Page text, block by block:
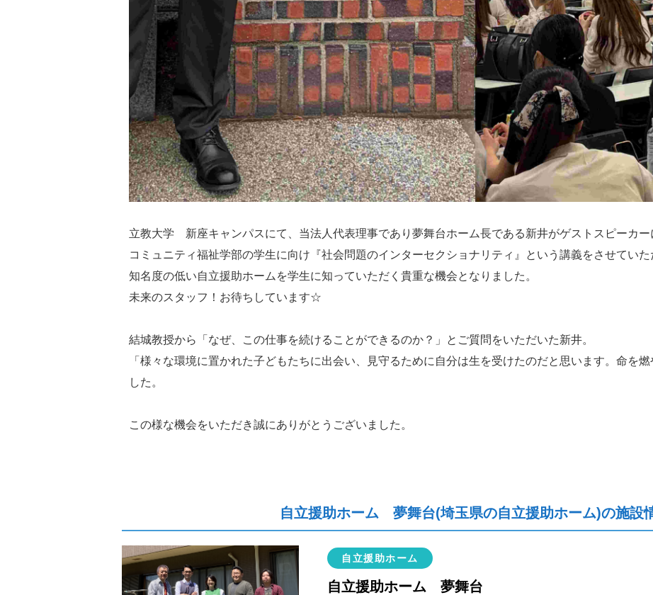
立教大学 新座キャンパスにて、当法人代表理事であり夢舞台ホーム長である新井がゲストスピーカー
コミュニティ福祉学部の学生に向け『社会問題のインターセクショナリティ』という講義をさせていた
知名度の低い自立援助ホームを学生に知っていただく貴重な機会となりました。
未来のスタッフ！お待ちしています☆
結城教授から「なぜ、この仕事を続けることができるのか？」とご質問をいただいた新井。
「様々な環境に置かれた子どもたちに出会い、見守るために自分は生を受けたのだと思います。命を
した。
この様な機会をいただき誠にありがとうございました。
自立援助ホーム 夢舞台(埼玉県の自立援助ホーム)の施設
自立援助ホーム
自立援助ホーム 夢舞台